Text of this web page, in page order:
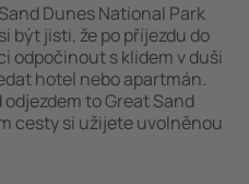
Dunes National Park
být jisti, že po příjezdu do
odpočinout s klidem v duši
hotel nebo apartmán.
to Great Sand
cesty si užijete uvolněnou